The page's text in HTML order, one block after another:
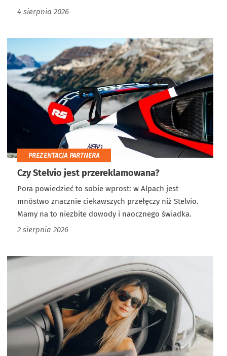
4 sierpnia 2026
PREZENTACJA PARTNERA
Czy Stelvio jest przereklamowana?
Pora powiedzieć to sobie wprost: w Alpach jest
mnóstwo znacznie ciekawszych przełęczy niż Stelvio.
Mamy na to niezbite dowody i naocznego świadka.
2 sierpnia 2026